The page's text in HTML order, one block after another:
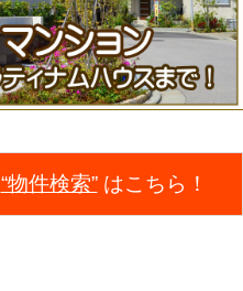
“物件検索” はこちら！